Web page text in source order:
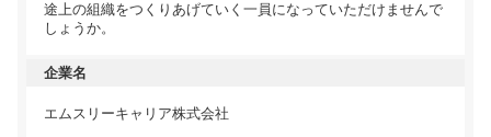
途上の組織をつくりあげていく一員になっていただけませんで
しょうか。
企業名
エムスリーキャリア株式会社